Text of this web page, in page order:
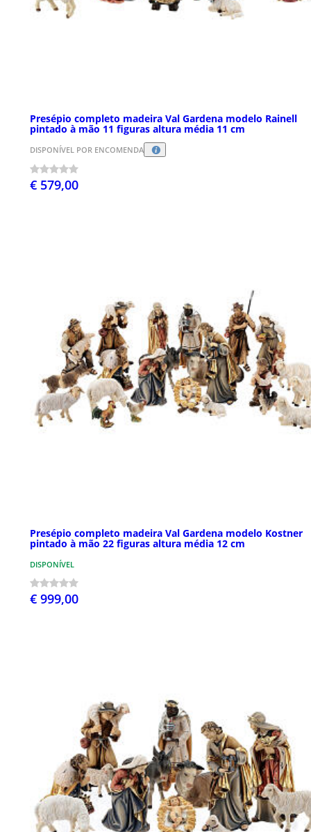
Presépio completo madeira Val Gardena modelo Rainell
pintado à mão 11 figuras altura média 11 cm
DISPONÍVEL POR ENCOMENDA
€ 579,00
Presépio completo madeira Val Gardena modelo Kostner
pintado à mão 22 figuras altura média 12 cm
DISPONÍVEL
€ 999,00